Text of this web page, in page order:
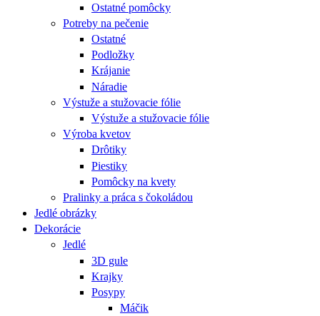
Ostatné pomôcky
Potreby na pečenie
Ostatné
Podložky
Krájanie
Náradie
Výstuže a stužovacie fólie
Výstuže a stužovacie fólie
Výroba kvetov
Drôtiky
Piestiky
Pomôcky na kvety
Pralinky a práca s čokoládou
Jedlé obrázky
Dekorácie
Jedlé
3D gule
Krajky
Posypy
Máčik